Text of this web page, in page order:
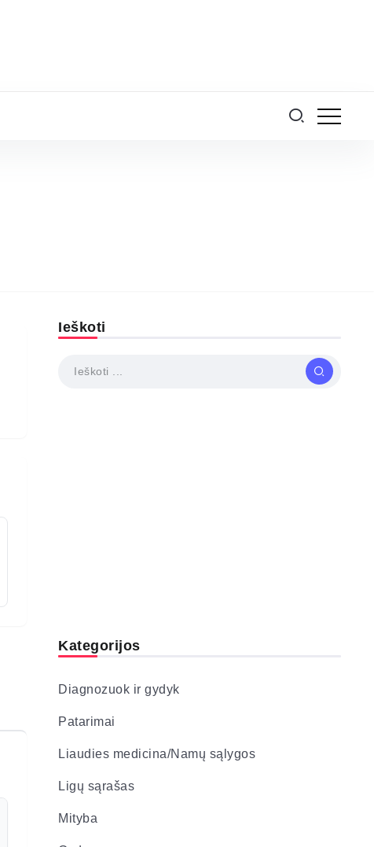
Ieškoti
Kategorijos
Diagnozuok ir gydyk
Patarimai
Liaudies medicina/Namų sąlygos
Ligų sąrašas
Mityba